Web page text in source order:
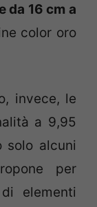
da 16 cm a
color oro
invece, le
a 9,95
solo alcuni
per
elementi